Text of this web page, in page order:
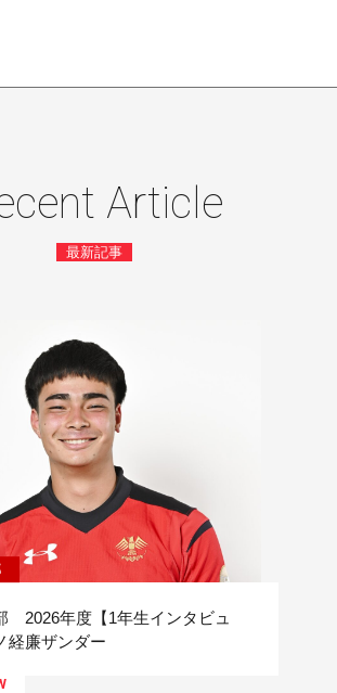
Article
最新記事
2026年度【1年生インタビュ
経廉ザンダー